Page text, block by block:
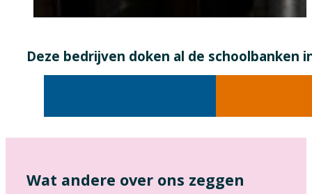
Deze bedrijven doken al de schoolbanken
Wat andere over ons zeggen